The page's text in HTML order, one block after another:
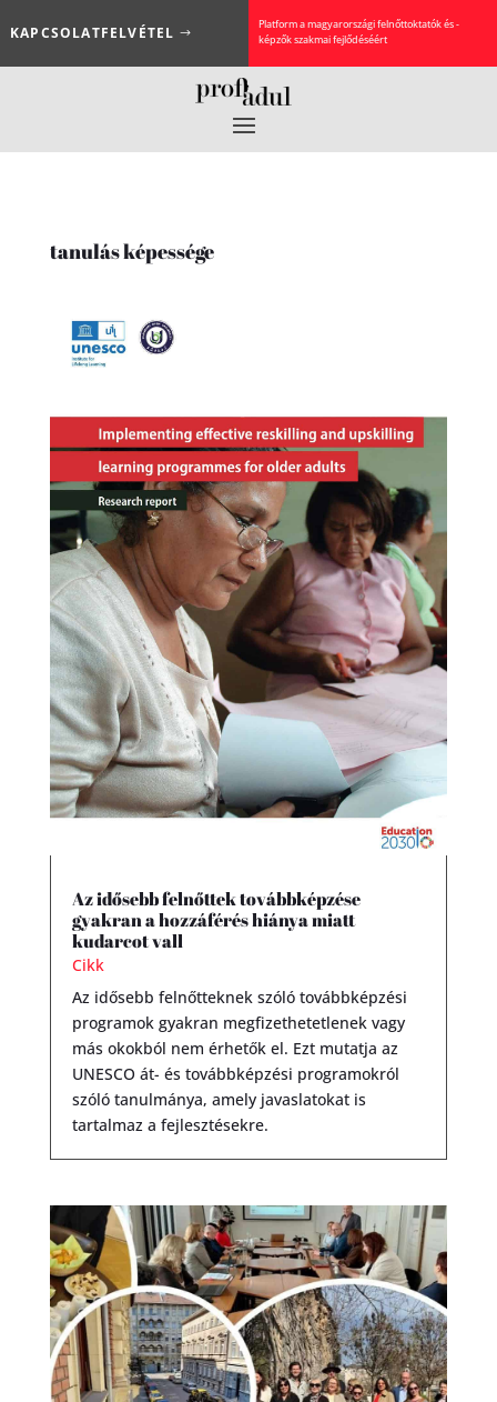
KAPCSOLATFELVÉTEL
Platform a magyarországi felnőttoktatók és -
képzők szakmai fejlődéséért
tanulás képessége
Az idősebb felnőttek továbbképzése
gyakran a hozzáférés hiánya miatt
kudarcot vall
Cikk
Az idősebb felnőtteknek szóló továbbképzési
programok gyakran megfizethetetlenek vagy
más okokból nem érhetők el. Ezt mutatja az
UNESCO át- és továbbképzési programokról
szóló tanulmánya, amely javaslatokat is
tartalmaz a fejlesztésekre.